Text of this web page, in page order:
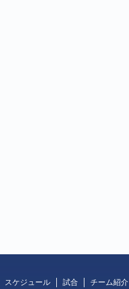
スケジュール 試合 チーム紹介